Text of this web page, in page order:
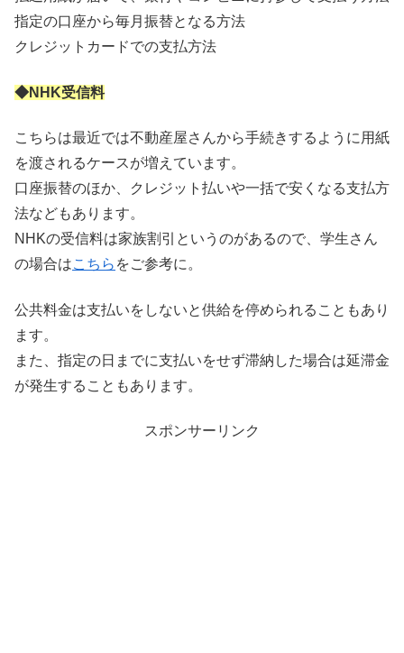
指定の口座から毎月振替となる方法
クレジットカードでの支払方法
◆NHK受信料
こちらは最近では不動産屋さんから手続きするように用紙
を渡されるケースが増えています。
口座振替のほか、クレジット払いや一括で安くなる支払方
法などもあります。
NHKの受信料は家族割引というのがあるので、学生さん
の場合はこちら をご参考に。
公共料金は支払いをしないと供給を停められることもあり
ます。
また、指定の日までに支払いをせず滞納した場合は延滞金
が発生することもあります。
スポンサーリンク